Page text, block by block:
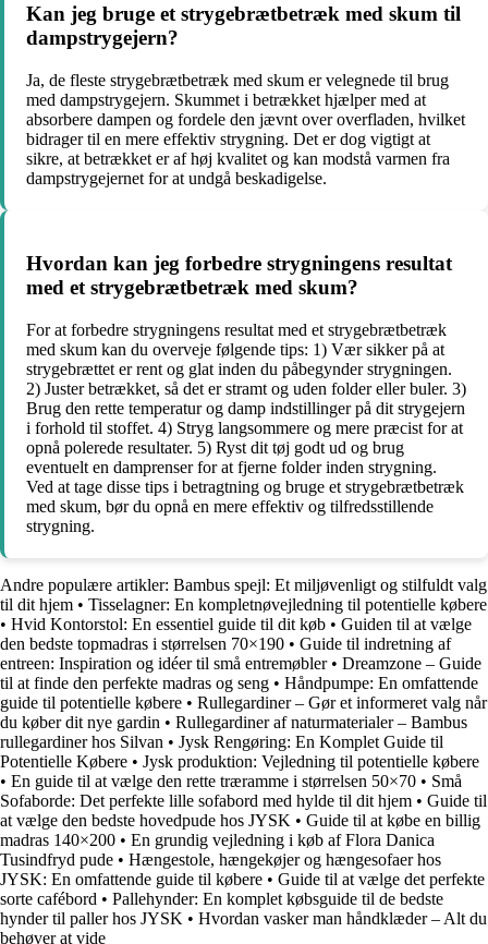
Kan jeg bruge et strygebrætbetræk med skum til
dampstrygejern?
Ja, de fleste strygebrætbetræk med skum er velegnede til brug
med dampstrygejern. Skummet i betrækket hjælper med at
absorbere dampen og fordele den jævnt over overfladen, hvilket
bidrager til en mere effektiv strygning. Det er dog vigtigt at
sikre, at betrækket er af høj kvalitet og kan modstå varmen fra
dampstrygejernet for at undgå beskadigelse.
Hvordan kan jeg forbedre strygningens resultat
med et strygebrætbetræk med skum?
For at forbedre strygningens resultat med et strygebrætbetræk
med skum kan du overveje følgende tips: 1) Vær sikker på at
strygebrættet er rent og glat inden du påbegynder strygningen.
2) Juster betrækket, så det er stramt og uden folder eller buler. 3)
Brug den rette temperatur og damp indstillinger på dit strygejern
i forhold til stoffet. 4) Stryg langsommere og mere præcist for at
opnå polerede resultater. 5) Ryst dit tøj godt ud og brug
eventuelt en damprenser for at fjerne folder inden strygning.
Ved at tage disse tips i betragtning og bruge et strygebrætbetræk
med skum, bør du opnå en mere effektiv og tilfredsstillende
strygning.
Andre populære artikler: Bambus spejl: Et miljøvenligt og stilfuldt valg
til dit hjem • Tisselagner: En kompletnøvejledning til potentielle købere
• Hvid Kontorstol: En essentiel guide til dit køb • Guiden til at vælge
den bedste topmadras i størrelsen 70×190 • Guide til indretning af
entreen: Inspiration og idéer til små entremøbler• Dreamzone – Guide
til at finde den perfekte madras og seng • Håndpumpe: En omfattende
guide til potentielle købere • Rullegardiner – Gør et informeret valg når
du køber dit nye gardin • Rullegardiner af naturmaterialer – Bambus
rullegardiner hos Silvan • Jysk Rengøring: En Komplet Guide til
Potentielle Købere • Jysk produktion: Vejledning til potentielle købere
• En guide til at vælge den rette træramme i størrelsen 50×70 • Små
Sofaborde: Det perfekte lille sofabord med hylde til dit hjem • Guide til
at vælge den bedste hovedpude hos JYSK • Guide til at købe en billig
madras 140×200 • En grundig vejledning i køb af Flora Danica
Tusindfryd pude • Hængestole, hængekøjer og hængesofaer hos
JYSK: En omfattende guide til købere • Guide til at vælge det perfekte
sorte cafébord • Pallehynder: En komplet købsguide til de bedste
hynder til paller hos JYSK • Hvordan vasker man håndklæder – Alt du
behøver at vide